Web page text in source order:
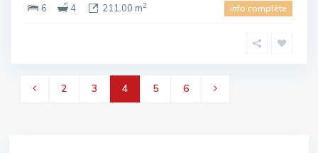
6
4 211.00 m2 info complète
2 3 4 5 6